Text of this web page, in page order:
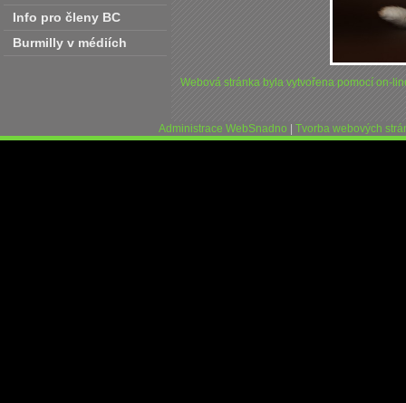
Info pro členy BC
Burmilly v médiích
Webová stránka byla vytvořena pomocí on-
Administrace WebSnadno Tvorba webových